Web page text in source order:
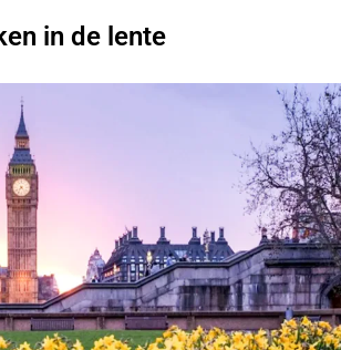
in de lente